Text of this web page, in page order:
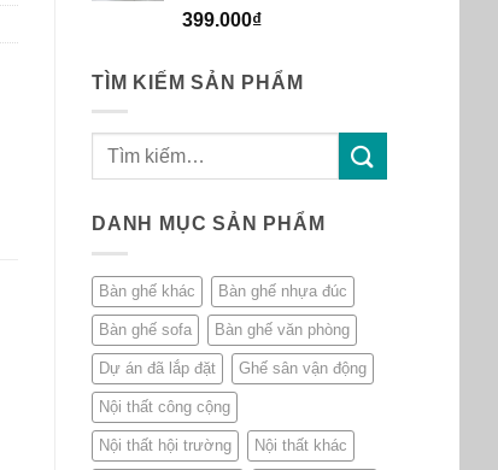
399.000₫
TÌM KIẾM SẢN PHẨM
DANH MỤC SẢN PHẨM
Bàn ghế khác Bàn ghế nhựa đúc
Bàn ghế sofa Bàn ghế văn phòng
Dự án đã lắp đặt Ghế sân vận động
Nội thất công cộng
Nội thất hội trường Nội thất khác